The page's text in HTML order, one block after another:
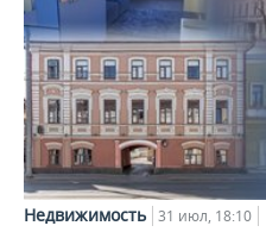
Недвижимость 31 июл, 18:10